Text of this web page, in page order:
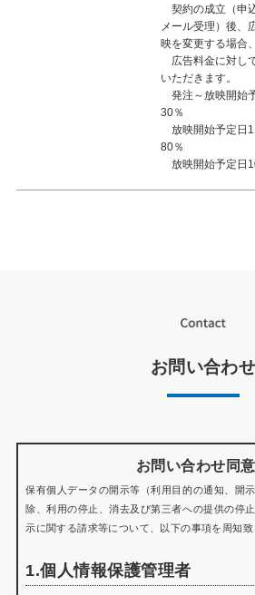
契約の成立（申
メール受理）後、
映を変更する場合、
広告料金に対し
いただきます。
発注～放映開始
30％
放映開始予定日
80％
放映開始予定日
お問い合わせ
お問い合わせ同
保有個人データの開示等（利用目的の通知、開
除、利用の停止、消去及び第三者への提供の停
示に関する請求等について、以下の事項を周知致
1.個人情報保護管理者